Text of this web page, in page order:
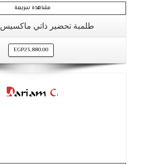
مشاهدة سريعة
طلمبة تحضير ذاتي ماكسيس 3 حصان
EGP23,880.00